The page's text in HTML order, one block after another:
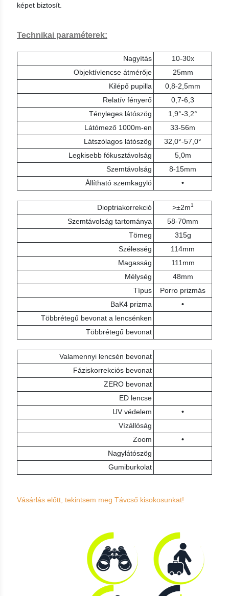
képet biztosít.
Technikai paraméterek:
Nagyítás
10-30x
Objektívlencse átmérője
25mm
Kilépő pupilla
0,8-2,5mm
Relatív fényerő
0,7-6,3
Tényleges látószög
1,9°-3,2°
Látómező 1000m-en
33-56m
Látszólagos látószög
32,0°-57,0°
Legkisebb fókusztávolság
5,0m
Szemtávolság
8-15mm
Állítható szemkagyló
•
Dioptriakorrekció >±2m1
Szemtávolság tartománya
58-70mm
Tömeg
315g
Szélesség
114mm
Magasság
111mm
Mélység
48mm
Típus
Porro prizmás
BaK4 prizma
•
Többrétegű bevonat a lencsénken
Többrétegű bevonat
Valamennyi lencsén bevonat
Fáziskorrekciós bevonat
ZERO bevonat
ED lencse
UV védelem
•
Vízállóság
Zoom
•
Nagylátószög
Gumiburkolat
Vásárlás előtt, tekintsem meg Távcső kisokosunkat!